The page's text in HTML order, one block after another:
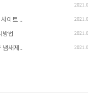
이트 ..
방법
냄새제..